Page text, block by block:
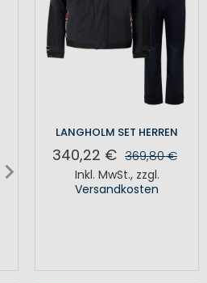
LANGHOLM SET HERREN
340,22 € 369,80 €
Inkl. MwSt., zzgl.
Versandkosten